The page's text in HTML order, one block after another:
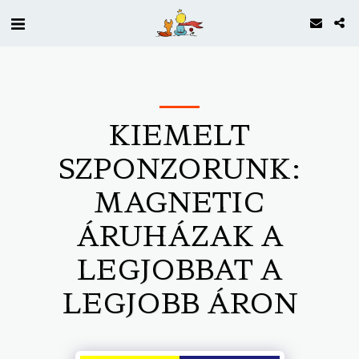
KIEMELT
SZPONZORUNK:
MAGNETIC
ÁRUHÁZAK A
LEGJOBBAT A
LEGJOBB ÁRON